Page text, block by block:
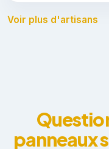
Voir plus d'artisans
panneaux